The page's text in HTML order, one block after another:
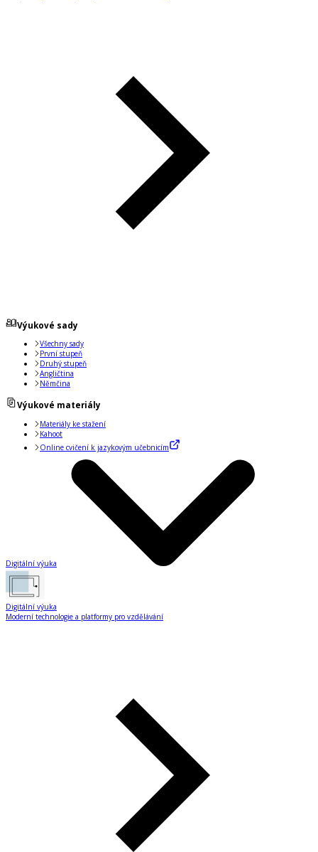
Výukové sady
Všechny sady
První stupeň
Druhý stupeň
Angličtina
Němčina
Výukové materiály
Materiály ke stažení
Kahoot
Online cvičení k jazykovým učebnicím
Digitální výuka
Digitální výuka
Moderní technologie a platformy pro vzdělávání